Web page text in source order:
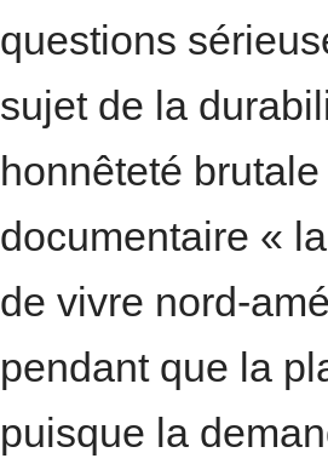
questions
sujet de la
honnêteté
documentaire «
de vivre nord-
pendant que la
puisque la